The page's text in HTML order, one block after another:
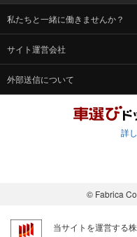
私たちと一緒に働きませんか？
サイト運営会社
外部送信について
詳
© Fabrica
当サイトを運営する